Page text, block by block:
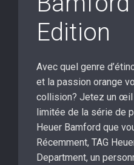
Edition
Avec quel genre
et la passion orange
collision? Jetez un œil
limitée de la série de
Heuer Bamford que
Récemment, TAG
Department, un